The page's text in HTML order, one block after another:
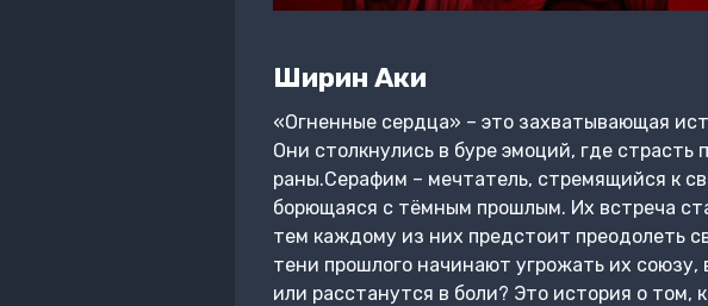
Ширин Аки
«Огненные сердца» – это захватывающая
Они столкнулись в буре эмоций, где
раны.Серафим – мечтатель, стремящийся к
борющаяся с тёмным прошлым. Их встреча
тем каждому из них предстоит преодолеть
тени прошлого начинают угрожать их союзу,
или расстанутся в боли? Это история о том,